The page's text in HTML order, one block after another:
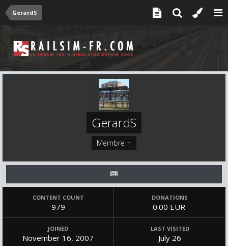
GerardS
GerardS
Membre +
CONTENT COUNT
979
DONATIONS
0.00 EUR
JOINED
November 16, 2007
LAST VISITED
July 26